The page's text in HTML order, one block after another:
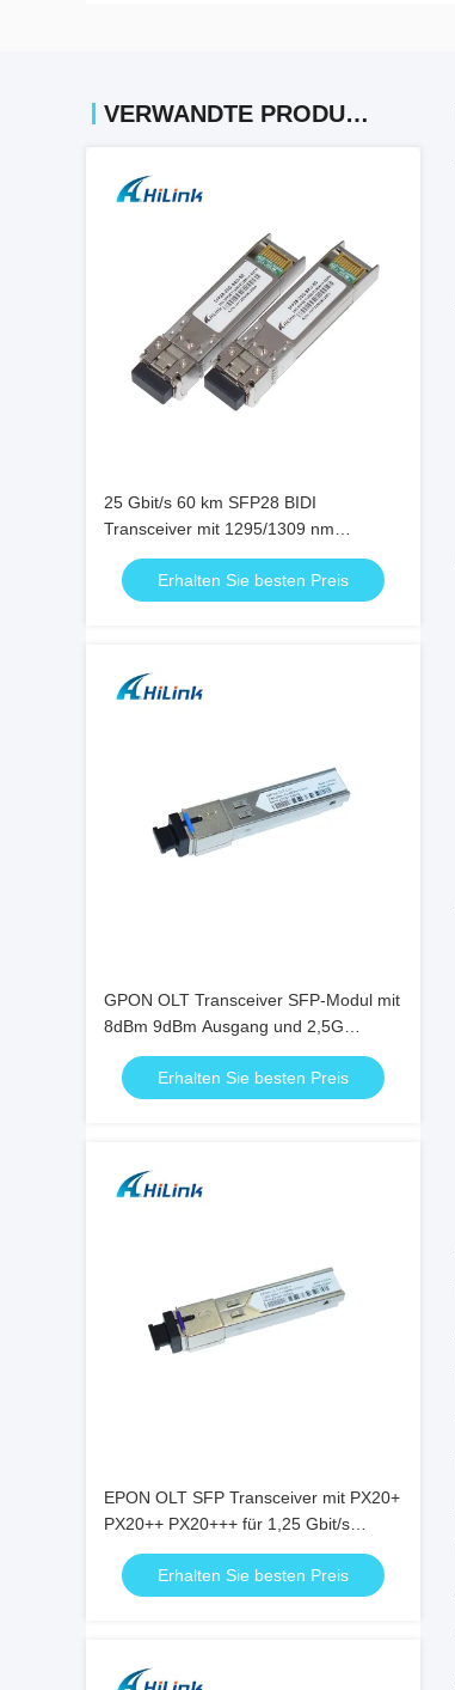
VERWANDTE PRODUKTE
25 Gbit/s 60 km SFP28 BIDI
Transceiver mit 1295/1309 nm
Wellenlänge für Hochgeschwindigkeits-
Bidirektionale Glasfaserkommunikation
Erhalten Sie besten Preis
GPON OLT Transceiver SFP-Modul mit
8dBm 9dBm Ausgang und 2,5G
Datenrate
Erhalten Sie besten Preis
EPON OLT SFP Transceiver mit PX20+
PX20++ PX20+++ für 1,25 Gbit/s
Datenrate und 20 km Übertragung
Erhalten Sie besten Preis